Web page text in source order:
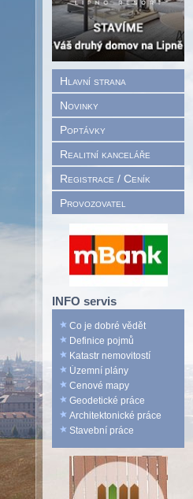
Hlavní strana
Novinky
Poptávky
Realitní kanceláře
Registrace / Ceník
Provozovatel
INFO servis
Co je dobré vědět
Definice pojmů
Katastr nemovitostí
Územní plány
Cenové mapy
Geodetické práce
Architektonické práce
Stavební práce